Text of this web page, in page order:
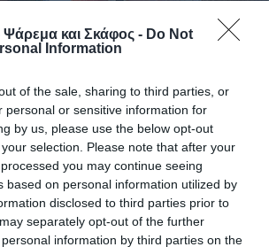
και Σκάφος - Do Not
Information
of the sale, sharing to third parties, or
personal or sensitive information for
by us, please use the below opt-out
selection. Please note that after your
you may continue seeing
based on personal information utilized by
disclosed to third parties prior to
separately opt-out of the further
information by third parties on the
στη κίνηση των
επιτρέπουν (απουσία ρευμάτων)